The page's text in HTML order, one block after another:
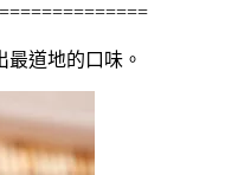
最道地的口味。